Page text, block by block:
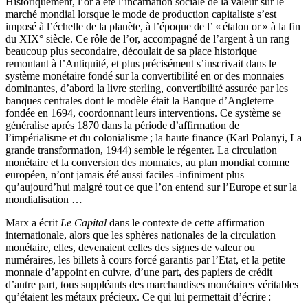
marché mondial lorsque le mode de production capitaliste s’est
imposé à l’échelle de la planète, à l’époque de l’ « étalon or » à la fin
du XIX° siècle. Ce rôle de l’or, accompagné de l’argent à un rang
beaucoup plus secondaire, découlait de sa place historique
remontant à l’Antiquité, et plus précisément s’inscrivait dans le
système monétaire fondé sur la convertibilité en or des monnaies
dominantes, d’abord la livre sterling, convertibilité assurée par les
banques centrales dont le modèle était la Banque d’Angleterre
fondée en 1694, coordonnant leurs interventions. Ce système se
généralise aprés 1870 dans la période d’affirmation de
l’impérialisme et du colonialisme ; la haute finance (Karl Polanyi, La
grande transformation, 1944) semble le régenter. La circulation
monétaire et la conversion des monnaies, au plan mondial comme
européen, n’ont jamais été aussi faciles -infiniment plus
qu’aujourd’hui malgré tout ce que l’on entend sur l’Europe et sur la
mondialisation …
Marx a écrit Le Capital dans le contexte de cette affirmation
internationale, alors que les sphères nationales de la circulation
monétaire, elles, devenaient celles des signes de valeur ou
numéraires, les billets à cours forcé garantis par l’Etat, et la petite
monnaie d’appoint en cuivre, d’une part, des papiers de crédit
d’autre part, tous suppléants des marchandises monétaires véritables
qu’étaient les métaux précieux. Ce qui lui permettait d’écrire :